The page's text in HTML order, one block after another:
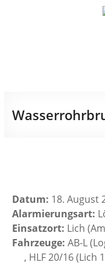
Datum: 18. August
Alarmierungsart:
Einsatzort: Lich
Fahrzeuge: AB-L
, HLF 20/16 (Lich